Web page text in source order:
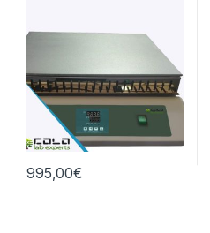
995,00€